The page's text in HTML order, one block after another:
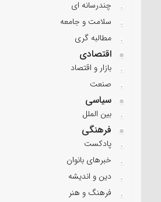
چندرسانه ای
سلامت و جامعه
مطالبه گری
اقتصادی
بازار و اقتصاد
صنعت
سیاسی
بین الملل
فرهنگی
پادکست
خبرهای بانوان
دین و اندیشه
فرهنگ و هنر